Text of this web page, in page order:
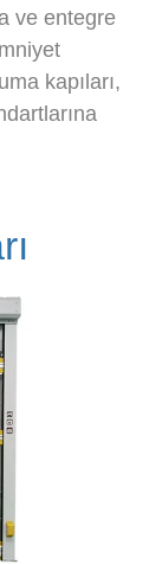
ve entegre
kapıları,